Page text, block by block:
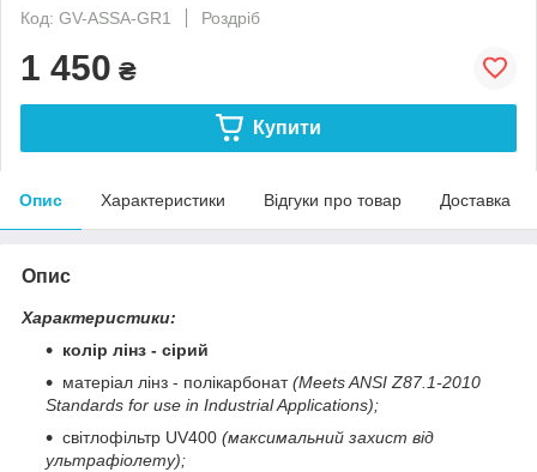
Код: GV-ASSA-GR1
Роздріб
1 450 ₴
Купити
Опис Характеристики Відгуки про товар Доставка
Опис
Характеристики:
колір лінз - сірий
матеріал лінз - полікарбонат(Meets ANSI Z87.1-2010
Standards for use in Industrial Applications);
світлофільтр UV400 (максимальний захист від
ультрафіолету);